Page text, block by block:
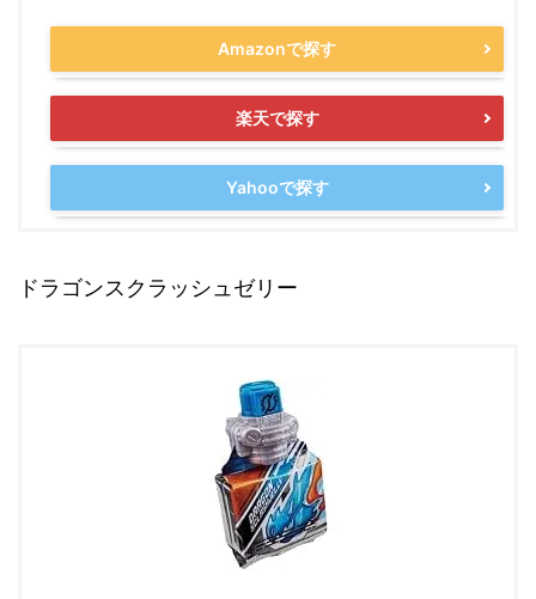
Amazonで探す
楽天で探す
Yahooで探す
ドラゴンスクラッシュゼリー